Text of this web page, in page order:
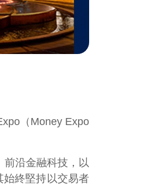
（Money Expo
前沿金融科技，以
始終堅持以交易者